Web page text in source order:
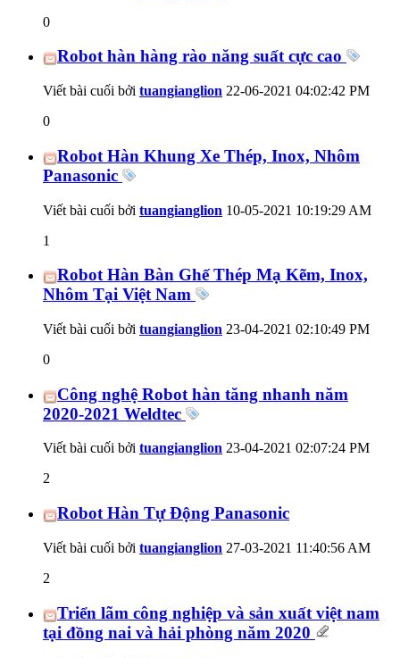
0
Robot hàn hàng rào năng suất cực cao
Viết bài cuối bởi tuangianglion 22-06-2021 04:02:42 PM
0
Robot Hàn Khung Xe Thép, Inox, Nhôm
Panasonic
Viết bài cuối bởi tuangianglion 10-05-2021 10:19:29 AM
1
Robot Hàn Bàn Ghế Thép Mạ Kẽm, Inox,
Nhôm Tại Việt Nam
Viết bài cuối bởi tuangianglion 23-04-2021 02:10:49 PM
0
Công nghệ Robot hàn tăng nhanh năm
2020-2021 Weldtec
Viết bài cuối bởi tuangianglion 23-04-2021 02:07:24 PM
2
Robot Hàn Tự Động Panasonic
Viết bài cuối bởi tuangianglion 27-03-2021 11:40:56 AM
2
Triển lãm công nghiệp và sản xuất việt nam
tại đồng nai và hải phòng năm 2020